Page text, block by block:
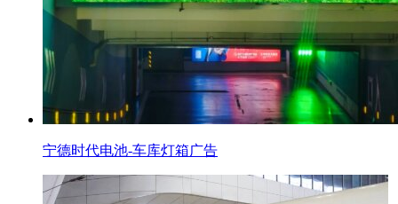
宁德时代电池-车库灯箱广告